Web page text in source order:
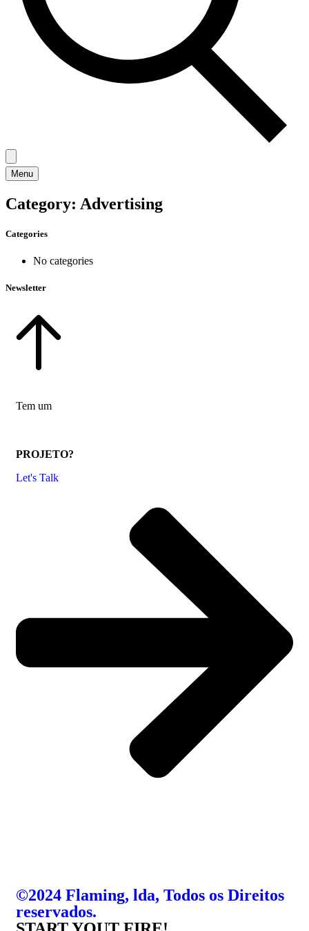
Menu
Category: Advertising
Categories
No categories
Newsletter
Tem um
PROJETO?
Let's Talk
©2024 Flaming, lda, Todos os Direitos
reservados.